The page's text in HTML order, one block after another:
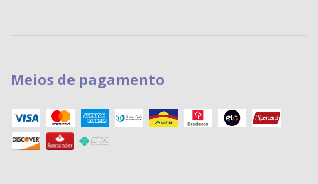
Meios de pagamento